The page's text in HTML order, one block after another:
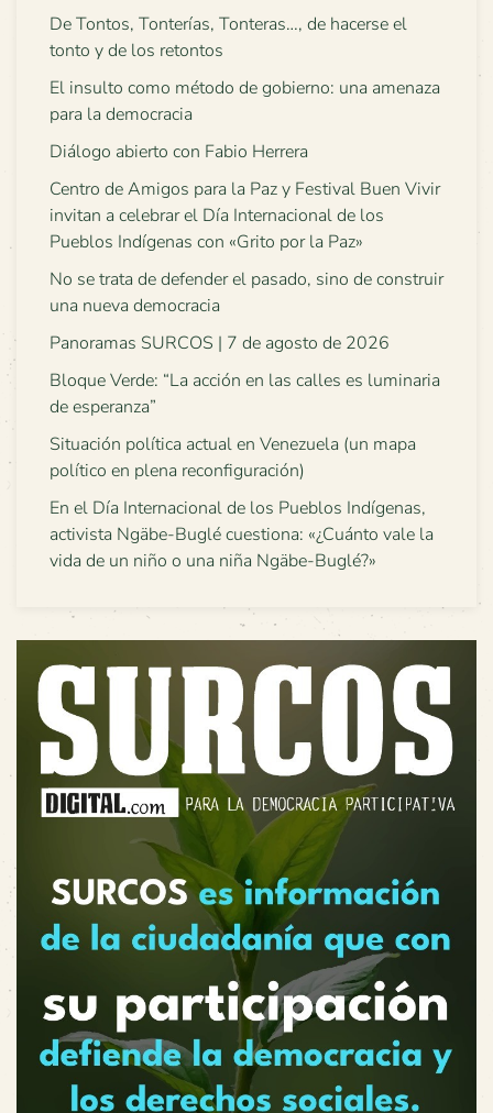
De Tontos, Tonterías, Tonteras…, de hacerse el
tonto y de los retontos
El insulto como método de gobierno: una amenaza
para la democracia
Diálogo abierto con Fabio Herrera
Centro de Amigos para la Paz y Festival Buen Vivir
invitan a celebrar el Día Internacional de los
Pueblos Indígenas con «Grito por la Paz»
No se trata de defender el pasado, sino de construir
una nueva democracia
Panoramas SURCOS | 7 de agosto de 2026
Bloque Verde: “La acción en las calles es luminaria
de esperanza”
Situación política actual en Venezuela (un mapa
político en plena reconfiguración)
En el Día Internacional de los Pueblos Indígenas,
activista Ngäbe-Buglé cuestiona: «¿Cuánto vale la
vida de un niño o una niña Ngäbe-Buglé?»